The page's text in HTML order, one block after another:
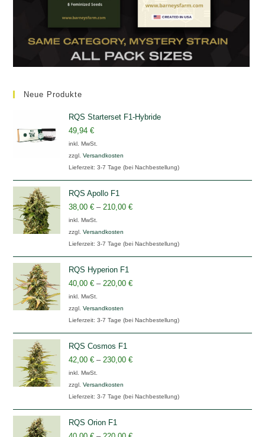
Neue Produkte
RQS Starterset F1-Hybride
49,94€
inkl. MwSt.
zzgl.Versandkosten
Lieferzeit:3-7 Tage (bei Nachbestellung)
RQS Apollo F1
38,00€ – 210,00€
inkl. MwSt.
zzgl.Versandkosten
Lieferzeit:3-7 Tage (bei Nachbestellung)
RQS Hyperion F1
40,00€ – 220,00€
inkl. MwSt.
zzgl.Versandkosten
Lieferzeit:3-7 Tage (bei Nachbestellung)
RQS Cosmos F1
42,00€ – 230,00€
inkl. MwSt.
zzgl.Versandkosten
Lieferzeit:3-7 Tage (bei Nachbestellung)
RQS Orion F1